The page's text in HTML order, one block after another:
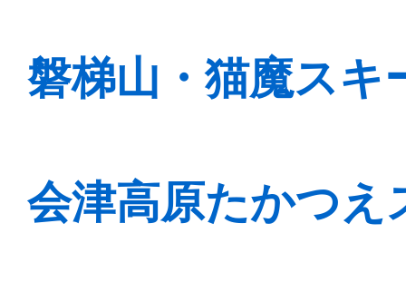
磐梯山・猫魔スキ
会津高原たかつえ